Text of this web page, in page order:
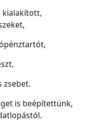
kialakított,
zsebet.
is beépítettünk,